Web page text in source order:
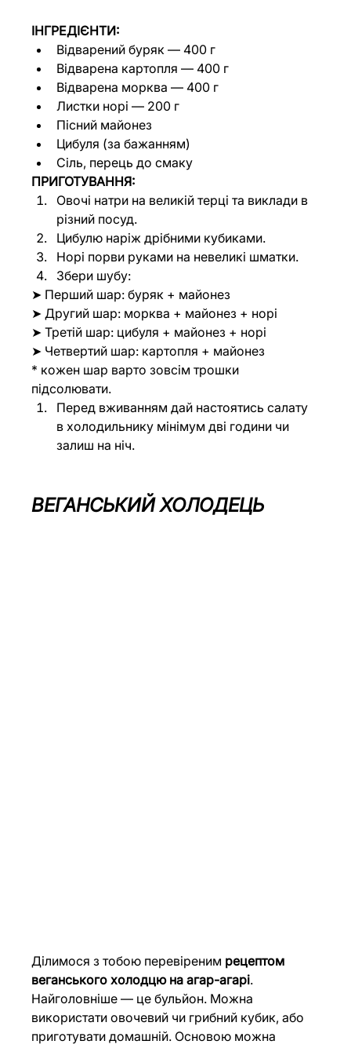
ІНГРЕДІЄНТИ:
Відварений буряк — 400 г
Відварена картопля — 400 г
Відварена морква — 400 г
Листки норі — 200 г
Пісний майонез
Цибуля (за бажанням)
Сіль, перець до смаку
ПРИГОТУВАННЯ:
Овочі натри на великій терці та виклади в
різний посуд.
Цибулю наріж дрібними кубиками.
Норі порви руками на невеликі шматки.
Збери шубу:
➤ Перший шар: буряк + майонез
➤ Другий шар: морква + майонез + норі
➤ Третій шар: цибуля + майонез + норі
➤ Четвертий шар: картопля + майонез
* кожен шар варто зовсім трошки
підсолювати.
Перед вживанням дай настоятись салату
в холодильнику мінімум дві години чи
залиш на ніч.
ВЕГАНСЬКИЙ ХОЛОДЕЦЬ
Ділимося з тобою перевіреним рецептом
веганського холодцю на агар-агарі.
Найголовніше — це бульйон. Можна
використати овочевий чи грибний кубик, або
приготувати домашній. Основою можна